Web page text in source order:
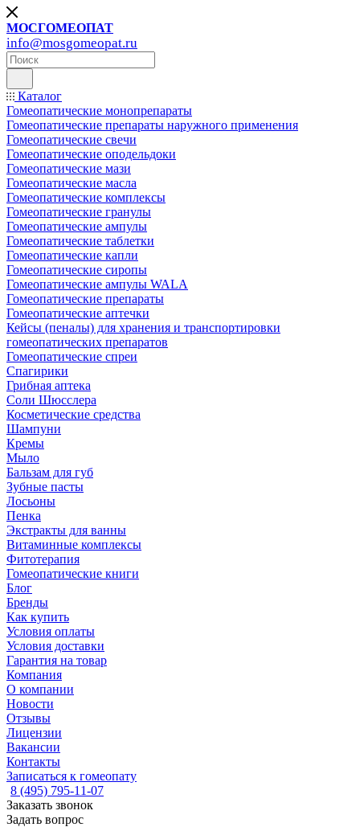
МОСГОМЕОПАТ
info@mosgomeopat.ru
Каталог
Гомеопатические монопрепараты
Гомеопатические препараты наружного применения
Гомеопатические свечи
Гомеопатические оподельдоки
Гомеопатические мази
Гомеопатические масла
Гомеопатические комплексы
Гомеопатические гранулы
Гомеопатические ампулы
Гомеопатические таблетки
Гомеопатические капли
Гомеопатические сиропы
Гомеопатические ампулы WALA
Гомеопатические препараты
Гомеопатические аптечки
Кейсы (пеналы) для хранения и транспортировки
гомеопатических препаратов
Гомеопатические спреи
Спагирики
Грибная аптека
Соли Шюсслера
Косметические средства
Шампуни
Кремы
Мыло
Бальзам для губ
Зубные пасты
Лосьоны
Пенка
Экстракты для ванны
Витаминные комплексы
Фитотерапия
Гомеопатические книги
Блог
Бренды
Как купить
Условия оплаты
Условия доставки
Гарантия на товар
Компания
О компании
Новости
Отзывы
Лицензии
Вакансии
Контакты
Записаться к гомеопату
8 (495) 795-11-07
Заказать звонок
Задать вопрос